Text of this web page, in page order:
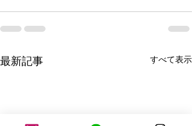
最新記事 すべて表示